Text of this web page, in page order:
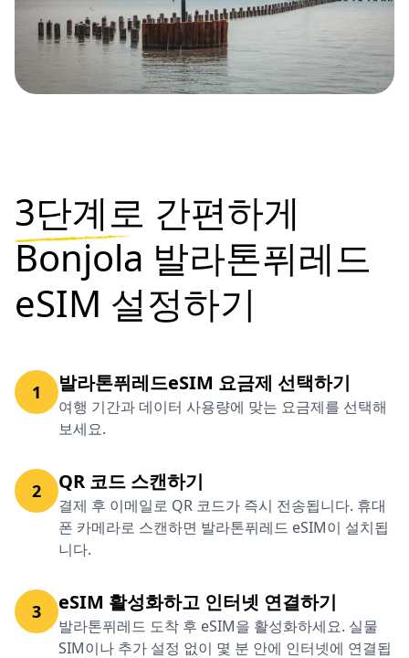
3단계로 간편하게
Bonjola 발라톤퓌레드
eSIM 설정하기
1 발라톤퓌레드eSIM 요금제 선택하기
여행 기간과 데이터 사용량에 맞는 요금제를 선택해
보세요.
2 QR 코드 스캔하기
결제 후 이메일로 QR 코드가 즉시 전송됩니다. 휴대
폰 카메라로 스캔하면 발라톤퓌레드 eSIM이 설치됩
니다.
3 eSIM 활성화하고 인터넷 연결하기
발라톤퓌레드 도착 후 eSIM을 활성화하세요. 실물
SIM이나 추가 설정 없이 몇 분 안에 인터넷에 연결됩